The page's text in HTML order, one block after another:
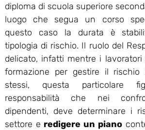
diploma di scuola superiore
luogo che segua un corso
questo caso la durata è
tipologia di rischio. Il ruolo del
delicato, infatti mentre i
formazione per gestire il rischio
stessi, questa particolare
responsabilità che nei
dipendenti, deve determinare i
settore e redigere un piano